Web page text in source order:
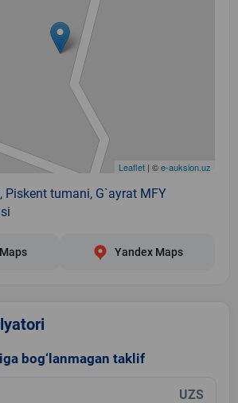
Leaflet | ©e-auksion.uz
Piskent tumani, G`ayrat MFY
Yandex Maps
bog‘lanmagan taklif
UZS